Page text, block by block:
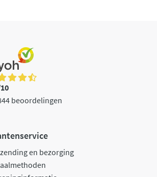
beoordelingen
en bezorging